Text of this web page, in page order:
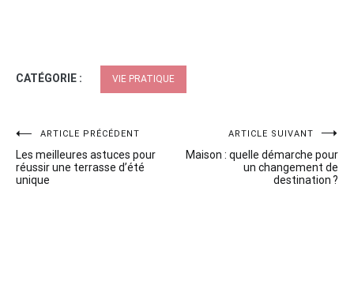
CATÉGORIE : VIE PRATIQUE
Navigation
de
ARTICLE PRÉCÉDENT
Les meilleures astuces pour
réussir une terrasse d’été
unique
ARTICLE SUIVANT
Maison : quelle démarche pour
un changement de
destination ?